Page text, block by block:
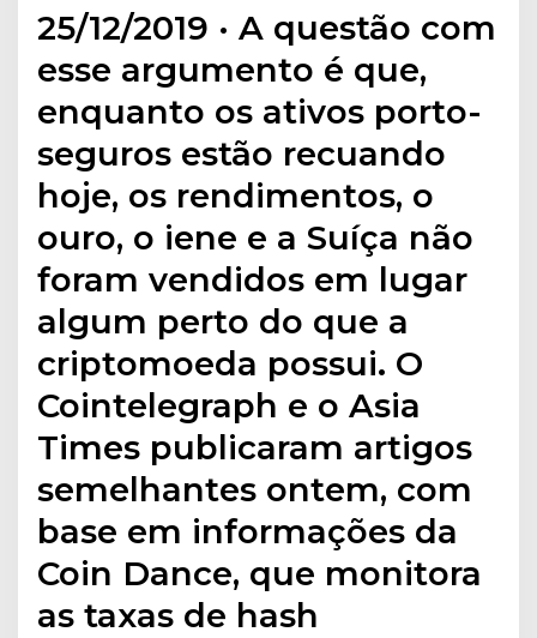
25/12/2019 · A questão com
esse argumento é que,
enquanto os ativos porto-
seguros estão recuando
hoje, os rendimentos, o
ouro, o iene e a Suíça não
foram vendidos em lugar
algum perto do que a
criptomoeda possui. O
Cointelegraph e o Asia
Times publicaram artigos
semelhantes ontem, com
base em informações da
Coin Dance, que monitora
as taxas de hash